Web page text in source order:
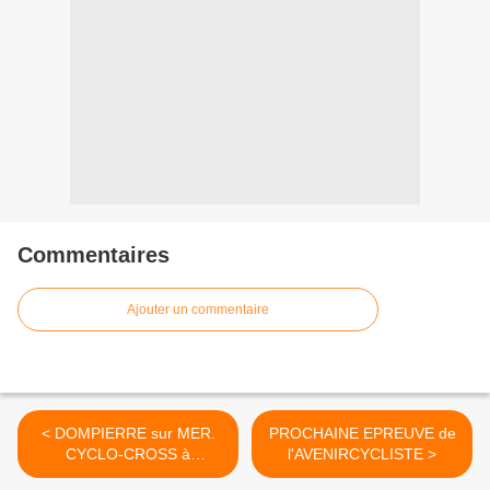
Commentaires
Ajouter un commentaire
< DOMPIERRE sur MER.
CYCLO-CROSS à
l'Américaine Cadets
PROCHAINE EPREUVE de
l'AVENIRCYCLISTE >